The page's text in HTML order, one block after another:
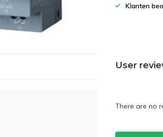
Klanten
User
There are no